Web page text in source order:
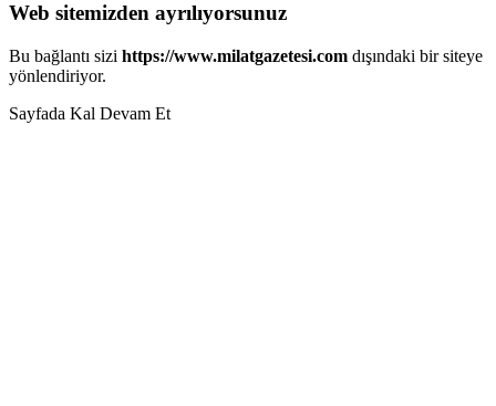
Web sitemizden ayrılıyorsunuz
Bu bağlantı sizi https://www.milatgazetesi.com dışındaki bir siteye
yönlendiriyor.
Sayfada Kal Devam Et